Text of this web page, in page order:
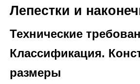
Лепестки и
Технические
Классификация.
размеры